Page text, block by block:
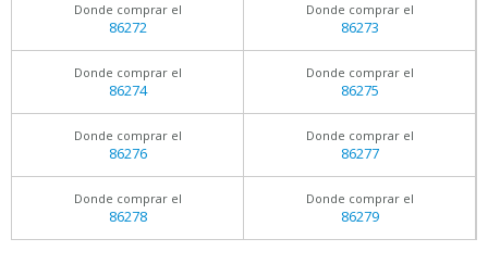
Donde comprar el
86272
Donde comprar el
86273
Donde comprar el
86274
Donde comprar el
86275
Donde comprar el
86276
Donde comprar el
86277
Donde comprar el
86278
Donde comprar el
86279